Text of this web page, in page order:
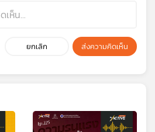
ยกเลิก ส่งความคิดเห็น